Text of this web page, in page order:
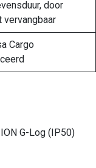
door
vervangbaar
Cargo
G-Log (IP50)